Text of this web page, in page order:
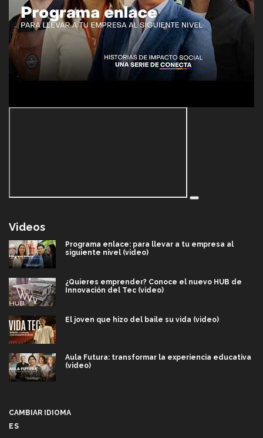
Videos
Programa enlace: para llevar a tu empresa al
siguiente nivel (video)
¿Quieres emprender? Conoce el nuevo HUB de
Innovación del Tec (video)
El joven que hizo del baile su vida (video)
Aula Futura: transformar la experiencia educativa
(video)
CAMBIAR IDIOMA
ES